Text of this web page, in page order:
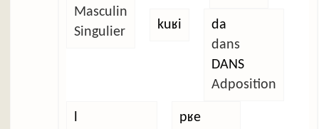
Masculin
Singulier
kuʁi
da
dans
DANS
Adposition
pʁe